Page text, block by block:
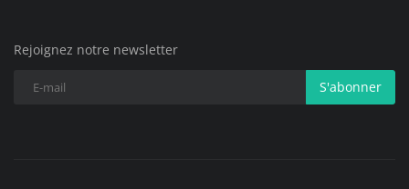
Rejoignez notre newsletter
S'abonner